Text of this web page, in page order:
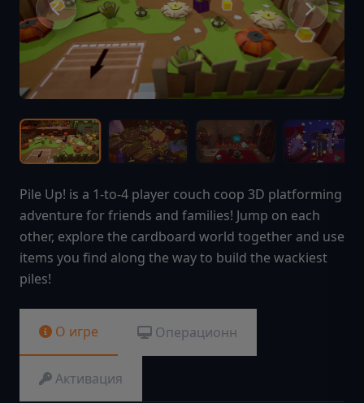
Pile Up! is a 1-to-4 player couch coop 3D platforming
adventure for friends and families! Jump on each
other, explore the cardboard world together and use
items you find along the way to build the wackiest
piles!
О игре Операционн
Активация